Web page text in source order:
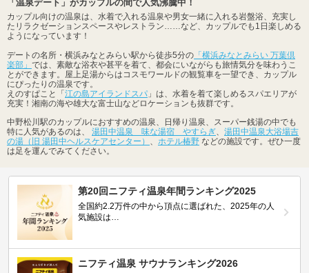
「温泉デート」がカップルの間で人気沸騰中！
カップル向けの温泉は、水着で入れる温泉や男女一緒に入れる岩盤浴、充実し
たリラクゼーションスペースやレストラン……など、カップルでも1日楽しめる
ようになっています！
デートの名所・横浜みなとみらい駅から徒歩5分の 「横浜みなとみらい 万葉倶
楽部」 では、素敵な浴衣や甚平を着て、都会にいながらも旅情気分を味わうこ
とができます。屋上足湯からはコスモワールドの観覧車を一望でき、カップル
にぴったりの温泉です。
えのすぱこと「江の島アイランドスパ 」は、水着を着て楽しめるスパエリアが
充実！湘南の海や雄大な富士山などロケーションも抜群です。
中野松川駅のカップルにおすすめの温泉、日帰り温泉、スーパー銭湯の中でも
特に人気があるのは、 湯田中温泉 味な湯宿 やすらぎ
湯田中温泉大浴場吉
の湯（旧 湯田中ヘルスケアセンター）
ホテル椿野 などの施設です。ぜひ一度
は足を運んでみてください。
第20回ニフティ温泉年間ランキング2025
全国約2.2万件の中から頂点に選ばれた、2025年の人
気施設は…
ニフティ温泉 サウナランキング2026